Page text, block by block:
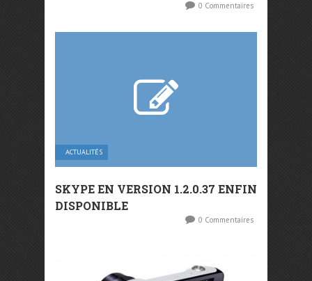
0 Commentaires
ACTUALITÉS
SKYPE EN VERSION 1.2.0.37 ENFIN
DISPONIBLE
0 Commentaires